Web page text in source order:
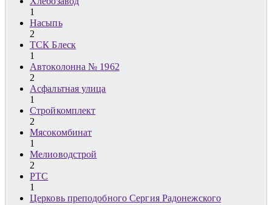
1
Насыпь
2
ТСК Блеск
1
Автоколонна № 1962
2
Асфальтная улица
1
Стройкомплект
2
Мясокомбинат
1
Мелиоводстрой
2
РТС
1
Церковь преподобного Сергия Радонежского